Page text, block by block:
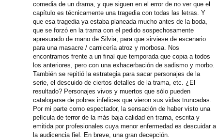
comedia de un drama, y que siguen en el error de no ver que el
capítulo es técnicamente una tragedia con todas las letras. Y
que esa tragedia ya estaba planeada mucho antes de la boda,
que se forzó en la trama con el pedido sospechosamente
apresurado de mano de Silvia, para que sirviese de escenario
para una masacre / carnicería atroz y morbosa. Nos
encontramos frente a un final que temporada que copia a todos
los anteriores, pero con una exhacerbación de sadismo y morbo.
También se repitió la estrategia para sacar personajes de la
serie, el descuido de ciertos detalles de la trama, etc. ¿El
resultado? Personajes vivos y muertos que sólo pueden
catalogarse de pobres infelices que vieron sus vidas truncadas.
Por mi parte como espectador, la sensación de haber visto una
película de terror de la más baja calidad en trama, escrita y
emitida por profesionales cuya menor enfermedad es descuidar a
la audicencia fiel. En breve, una gran decepción.